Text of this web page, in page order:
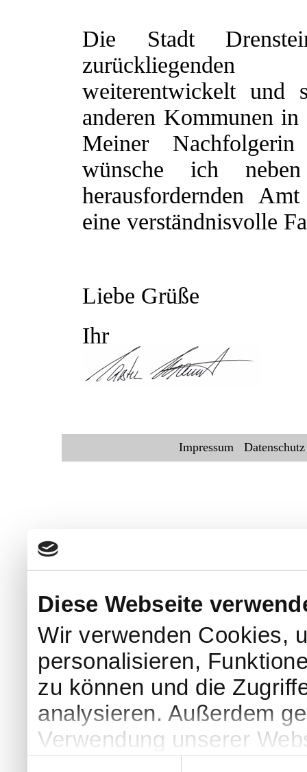
Diese Webseite
Wir verwenden Cookies,
personalisieren,
zu können und die
analysieren. Außerdem
Verwendung unserer
Die Stadt
weiterentwickelt und
anderen Kommunen
Meiner
wünsche ich
herausfordernden
eine verständnisvolle
Liebe Grüße
Ihr
Impressum Datenschutz